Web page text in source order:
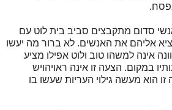
סדום מתקבצים סביב בית לוט עם
אליהם את האנשים. לא ברור מה יעשו
אינה למשהו טוב ולוט אפילו מציע
במקום. הצעה זו אינה ראויהויש
הוא מעשה גילוי העריות שעשו בו